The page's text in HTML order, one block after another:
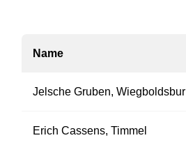
Name
Jelsche Gruben, Wiegboldsbur
Erich Cassens, Timmel